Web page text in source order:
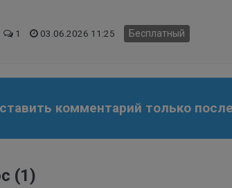
1 03.06.2026 11:25 Бесплатный
комментарий только
(1)